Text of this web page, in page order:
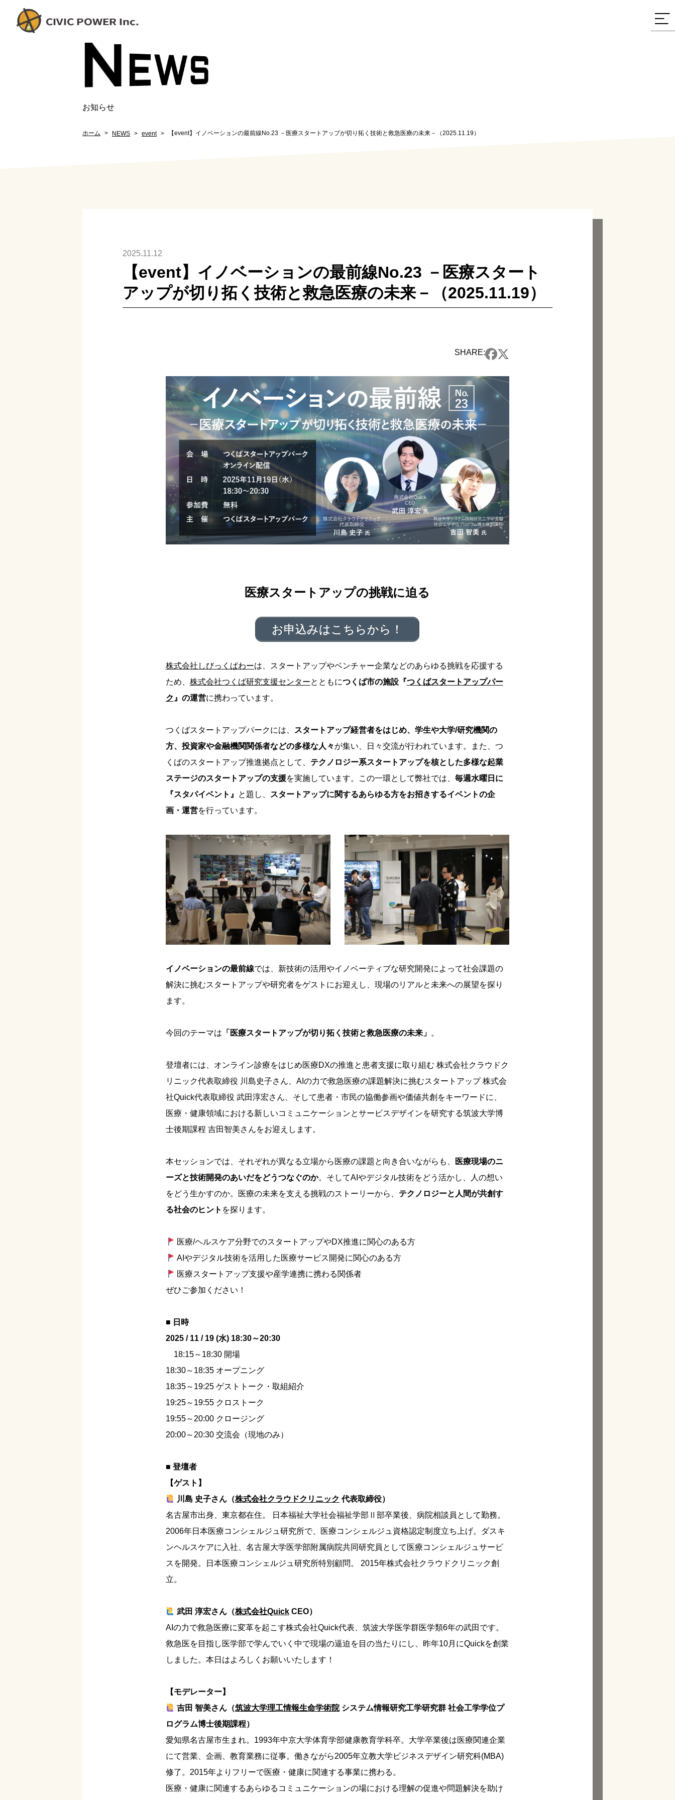
NEW
S
お知らせ
ホーム NEWS event 【event】イノベーションの最前線No.23 －医療スタートアップが切り拓く技術と救急医療の未来－（2025.11.19）
2025.11.12
【event】イノベーションの最前線No.23 －医療スタート
アップが切り拓く技術と救急医療の未来－（2025.11.19）
SHARE:
医療スタートアップの挑戦に迫る
お申込みはこちらから！
株式会社しびっくぱわーは、スタートアップやベンチャー企業などのあらゆる挑戦を応援する
ため、 株式会社つくば研究支援センターとともにつく ば市の施設『つくばスタートアップパー
ク 』の運営に携わっています。
つくばスタートアップパークには、
スタートアップ経営者をはじめ、学生や大学/研究機関の
方、投資家や金融機関関係者などの多様な人々が集い、日々交流が行われています。また、つ
くばのスタートアップ推進拠点として、 テクノロジー系スタートアップを核とした多様な起業
ステージのスタートアップの支援を実施しています。この一環として弊社では、 毎週水曜日に
『スタパイベント』
と題し、
スタートアップに関するあらゆる方をお招きするイベントの企
画・運営を行っています。
イノベーションの最前線では、新技術の活用やイノベーティブな研究開発によって社会課題の
解決に挑むスタートアップや研究者をゲストにお迎えし、現場のリアルと未来への展望を探り
ます。
今回のテーマは 「医療スタートアップが切り拓く技術と救急医療の未来」 。
登壇者には、オンライン診療をはじめ医療DXの推進と患者支援に取り組む 株式会社クラウドク
リニック代表取締役 川島史子さん、AIの力で救急医療の課題解決に挑むスタートアップ 株式会
社Quick代表取締役 武田淳宏さん、そして患者・市民の協働参画や価値共創をキーワードに、
医療・健康領域における新しいコミュニケーションとサービスデザインを研究する筑波大学博
士後期課程 吉田智美さんをお迎えします。
本セッションでは、それぞれが異なる立場から医療の課題と向き合いながらも、
医療現場のニ
ーズと技術開発のあいだをどうつなぐのか。そしてAIやデジタル技術をどう活かし、人の想い
をどう生かすのか。医療の未来を支える挑戦のストーリーから、 テクノロジーと人間が共創す
る社会のヒント を探ります。
医療/ヘルスケア分野でのスタートアップやDX推進に関心のある方
AIやデジタル技術を活用した医療サービス開発に関心のある方
医療スタートアップ支援や産学連携に携わる関係者
ぜひご参加ください！
■ 日時
2025 / 11 / 19 (水) 18:30～20:30
18:15～18:30 開場
18:30～18:35 オープニング
18:35～19:25 ゲストトーク・取組紹介
19:25～19:55 クロストーク
19:55～20:00 クロージング
20:00～20:30 交流会（現地のみ）
■ 登壇者
【ゲスト】
川島 史子さん（株式会社クラウドクリニック 代表取締役）
名古屋市出身、東京都在住。 日本福祉大学社会福祉学部Ⅱ部卒業後、病院相談員として勤務。
2006年日本医療コンシェルジュ研究所で、医療コンシェルジュ資格認定制度立ち上げ。ダスキ
ンヘルスケアに入社、名古屋大学医学部附属病院共同研究員として医療コンシェルジュサービ
スを開発。日本医療コンシェルジュ研究所特別顧問。 2015年株式会社クラウドクリニック創
立。
武田 淳宏さん（株式会社QuickCEO）
AIの力で救急医療に変革を起こす株式会社Quick代表、筑波大学医学群医学類6年の武田です。
救急医を目指し医学部で学んでいく中で現場の逼迫を目の当たりにし、昨年10月にQuickを創業
しました。本日はよろしくお願いいたします！
【モデレーター】
吉田 智美さん（筑波大学理工情報生命学術院システム情報研究工学研究群 社会工学学位プ
ログラム博士後期課程）
愛知県名古屋市生まれ。1993年中京大学体育学部健康教育学科卒。大学卒業後は医療関連企業
にて営業、企画、教育業務に従事。働きながら2005年立教大学ビジネスデザイン研究科(MBA)
修了。2015年よりフリーで医療・健康に関連する事業に携わる。
医療・健康に関連するあらゆるコミュニケーションの場における理解の促進や問題解決を助け